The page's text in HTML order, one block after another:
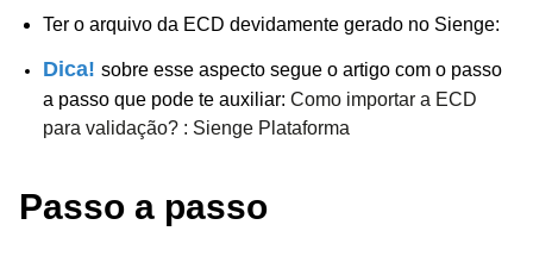
Ter o arquivo da ECD devidamente gerado no Sienge:
Dica! sobre esse aspecto segue o artigo com o passo
a passo que pode te auxiliar: Como importar a ECD
para validação? : Sienge Plataforma
Passo a passo